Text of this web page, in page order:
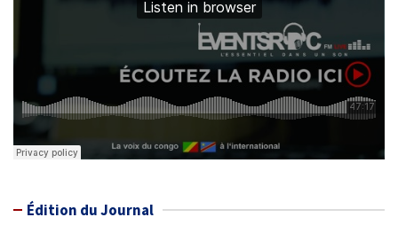
Édition du Journal